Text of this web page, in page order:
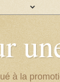
à la